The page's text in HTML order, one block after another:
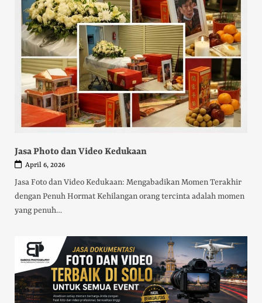
Jasa Photo dan Video Kedukaan
April 6, 2026
Jasa Foto dan Video Kedukaan: Mengabadikan Momen Terakhir
dengan Penuh Hormat Kehilangan orang tercinta adalah momen
yang penuh…